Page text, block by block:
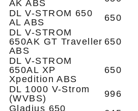
AK ABS
DL V-STROM 650
AL ABS
650
DL V-STROM
650AK GT Traveller
ABS
650
DL V-STROM
650AL XP
Xpedition ABS
650
DL 1000 V-Strom
(WVBS)
996
Gladius 650